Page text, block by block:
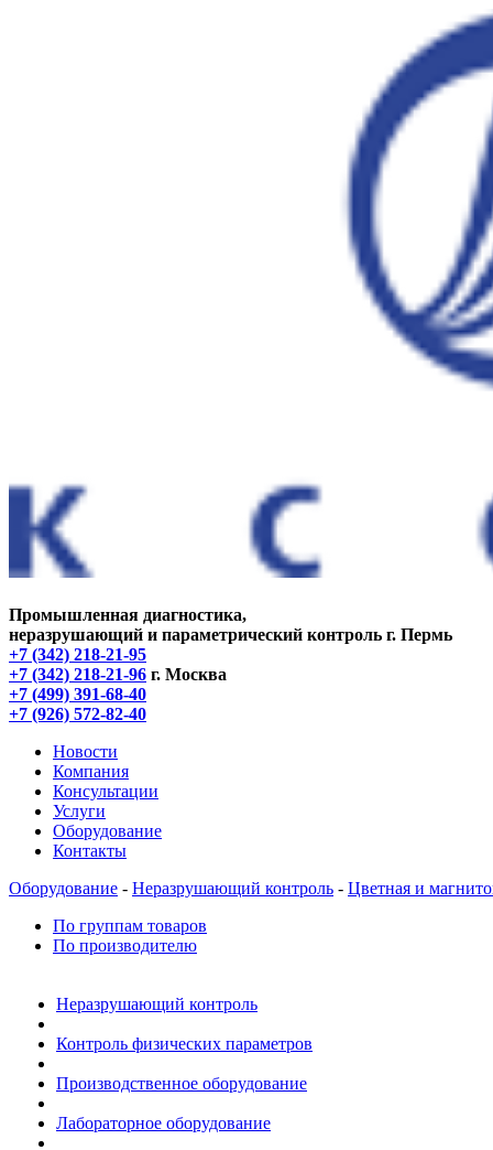
Промышленная диагностика,
неразрушающий и параметрический контроль г. Пермь
+7 (342) 218-21-95
+7 (342) 218-21-96 г. Москва
+7 (499) 391-68-40
+7 (926) 572-82-40
Новости
Компания
Консультации
Услуги
Оборудование
Контакты
Оборудование - Неразрушающий контроль - Цветная и
По группам товаров
По производителю
Неразрушающий контроль
Контроль физических параметров
Производственное оборудование
Лабораторное оборудование